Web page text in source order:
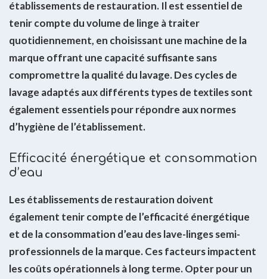
établissements de restauration. Il est essentiel de
tenir compte du volume de linge à traiter
quotidiennement, en choisissant une machine de la
marque offrant une capacité suffisante sans
compromettre la qualité du lavage. Des cycles de
lavage adaptés aux différents types de textiles sont
également essentiels pour répondre aux normes
d’hygiène de l’établissement.
Efficacité énergétique et consommation
d’eau
Les établissements de restauration doivent
également tenir compte de l’efficacité énergétique
et de la consommation d’eau des lave-linges semi-
professionnels de la marque. Ces facteurs impactent
les coûts opérationnels à long terme. Opter pour un